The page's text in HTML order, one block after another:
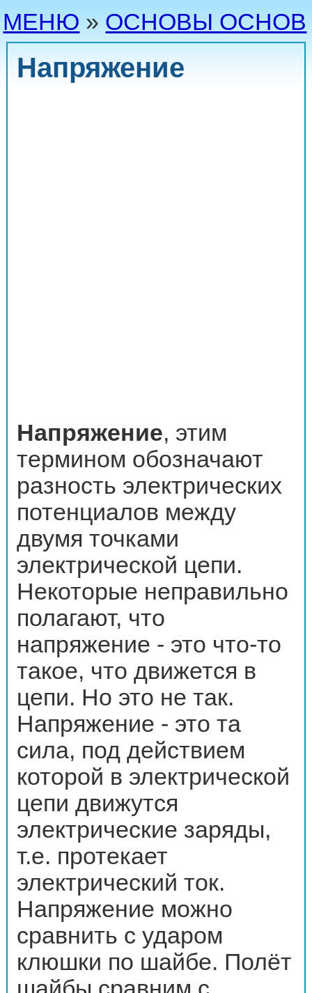
МЕНЮ » ОСНОВЫ ОСНОВ
Напряжение
Напряжение, этим
термином обозначают
разность электрических
потенциалов между
двумя точками
электрической цепи.
Некоторые неправильно
полагают, что
напряжение - это что-то
такое, что движется в
цепи. Но это не так.
Напряжение - это та
сила, под действием
которой в электрической
цепи движутся
электрические заряды,
т.е. протекает
электрический ток.
Напряжение можно
сравнить с ударом
клюшки по шайбе. Полёт